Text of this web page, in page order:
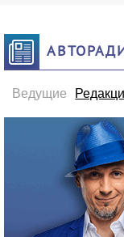
Ведущие